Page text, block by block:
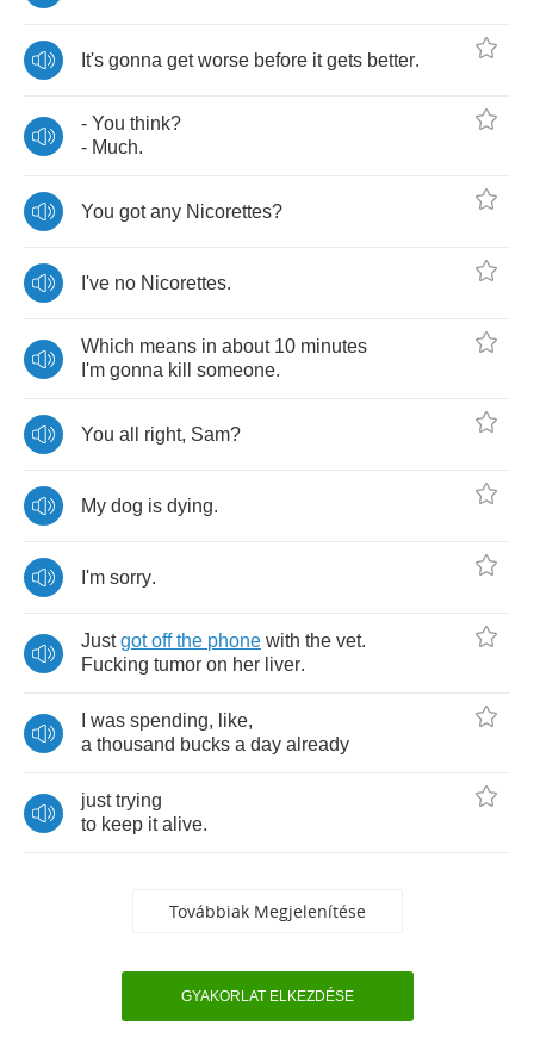
It's gonna get worse before it gets better.
- You think?
- Much.
You got any Nicorettes?
I've no Nicorettes.
Which means in about10 minutes
I'm gonna kill someone.
You all right, Sam?
My dog is dying.
I'm sorry.
Just got off the phone with the vet.
Fucking tumor on her liver.
was spending, like,
a thousand bucks a day already
just trying
to keep it alive.
Továbbiak Megjelenítése
GYAKORLAT ELKEZDÉSE